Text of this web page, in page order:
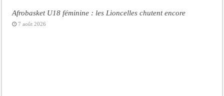
Afrobasket U18 féminine : les Lioncelles chutent encore
7 août 2026